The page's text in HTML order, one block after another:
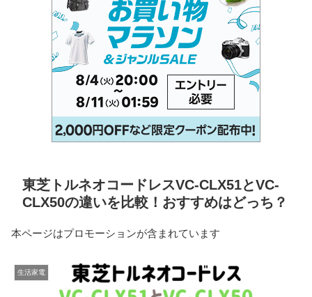
東芝トルネオコードレスVC-CLX51とVC-
CLX50の違いを比較！おすすめはどっち？
本ページはプロモーションが含まれています
生活家電